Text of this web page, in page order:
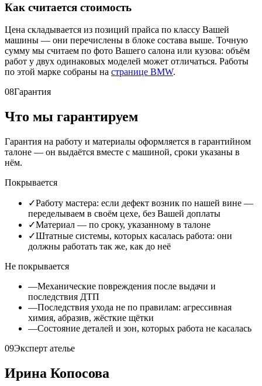
Как считается стоимость
Цена складывается из позиций прайса по классу Вашей
машины — они перечислены в блоке состава выше. Точную
сумму мы считаем по фото Вашего салона или кузова: объём
работ у двух одинаковых моделей может отличаться. Работы
по этой марке собраны на странице BMW.
08Гарантия
Что мы гарантируем
Гарантия на работу и материалы оформляется в гарантийном
талоне — он выдаётся вместе с машиной, сроки указаны в
нём.
Покрывается
✓Работу мастера: если дефект возник по нашей вине —
переделываем в своём цехе, без Вашей доплаты
✓Материал — по сроку, указанному в талоне
✓Штатные системы, которых касалась работа: они
должны работать так же, как до неё
Не покрывается
—Механические повреждения после выдачи и
последствия ДТП
—Последствия ухода не по правилам: агрессивная
химия, абразив, жёсткие щётки
—Состояние деталей и зон, которых работа не касалась
09Эксперт ателье
Ирина Копосова